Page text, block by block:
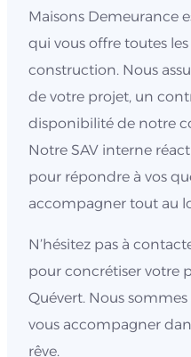
Maisons Demeurance
qui vous offre toutes
construction. Nous
de votre projet, un
disponibilité de notre
Notre SAV interne
pour répondre à vos
accompagner tout au
N’hésitez pas à
pour concrétiser votre
Quévert. Nous
vous accompagner
rêve.